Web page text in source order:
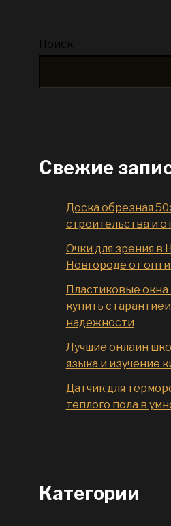
Поиск
Свежие
Доска обрезная
строительства и
Очки для зрения в
Новгороде от
Пластиковые
купить с
надежности
Лучшие онлайн
языка и изучение
Датчик для
теплого пола в
Категории